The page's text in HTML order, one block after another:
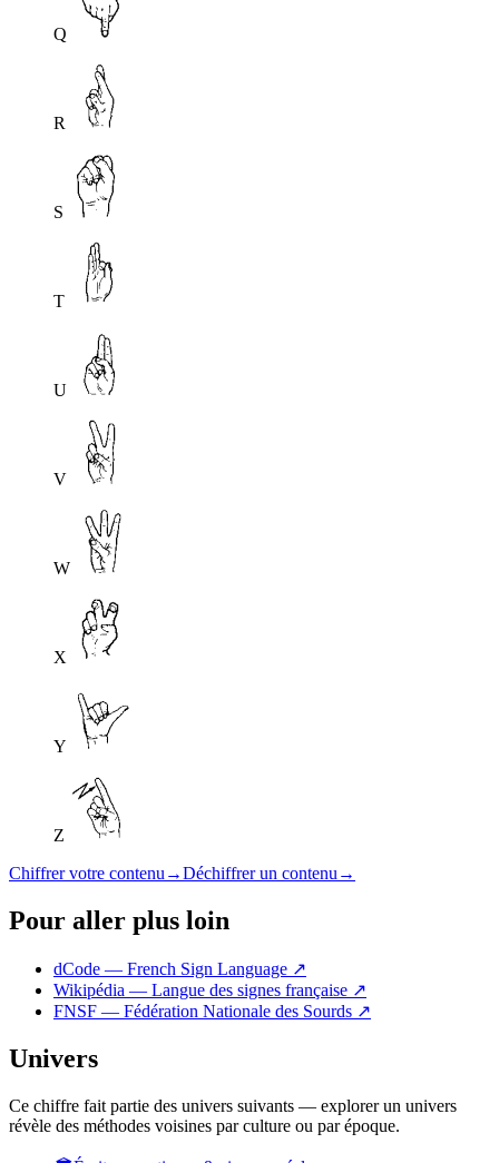
Q
R
S
T
U
V
W
X
Y
Z
Chiffrer votre contenu →Déchiffrer un contenu →
Pour aller plus loin
dCode — French Sign Language ↗
Wikipédia — Langue des signes française ↗
FNSF — Fédération Nationale des Sourds ↗
Univers
Ce chiffre fait partie des univers suivants — explorer un univers
révèle des méthodes voisines par culture ou par époque.